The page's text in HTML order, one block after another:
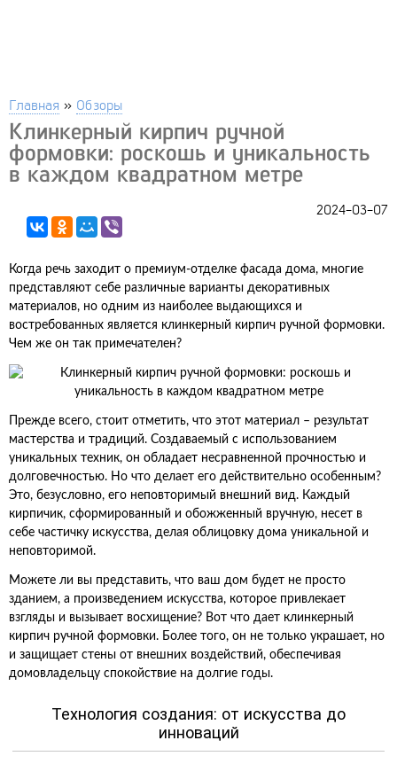
Главная » Обзоры
Клинкерный кирпич ручной
формовки: роскошь и уникальность
в каждом квадратном метре
2024-03-07
Когда речь заходит о премиум-отделке фасада дома, многие
представляют себе различные варианты декоративных
материалов, но одним из наиболее выдающихся и
востребованных является клинкерный кирпич ручной формовки.
Чем же он так примечателен?
Прежде всего, стоит отметить, что этот материал – результат
мастерства и традиций. Создаваемый с использованием
уникальных техник, он обладает несравненной прочностью и
долговечностью. Но что делает его действительно особенным?
Это, безусловно, его неповторимый внешний вид. Каждый
кирпичик, сформированный и обожженный вручную, несет в
себе частичку искусства, делая облицовку дома уникальной и
неповторимой.
Можете ли вы представить, что ваш дом будет не просто
зданием, а произведением искусства, которое привлекает
взгляды и вызывает восхищение? Вот что дает клинкерный
кирпич ручной формовки. Более того, он не только украшает, но
и защищает стены от внешних воздействий, обеспечивая
домовладельцу спокойствие на долгие годы.
Технология создания: от искусства до
инноваций